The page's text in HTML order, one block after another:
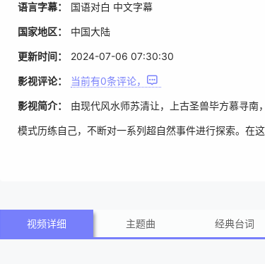
语言字幕： 国语对白 中文字幕
国家地区： 中国大陆
更新时间： 2024-07-06 07:30:30
影视评论： 当前有0条评论，
影视简介： 由现代风水师苏清让，上古圣兽毕方慕寻
模式历练自己，不断对一系列超自然事件进行探索。在
视频详细 主题曲 经典台词